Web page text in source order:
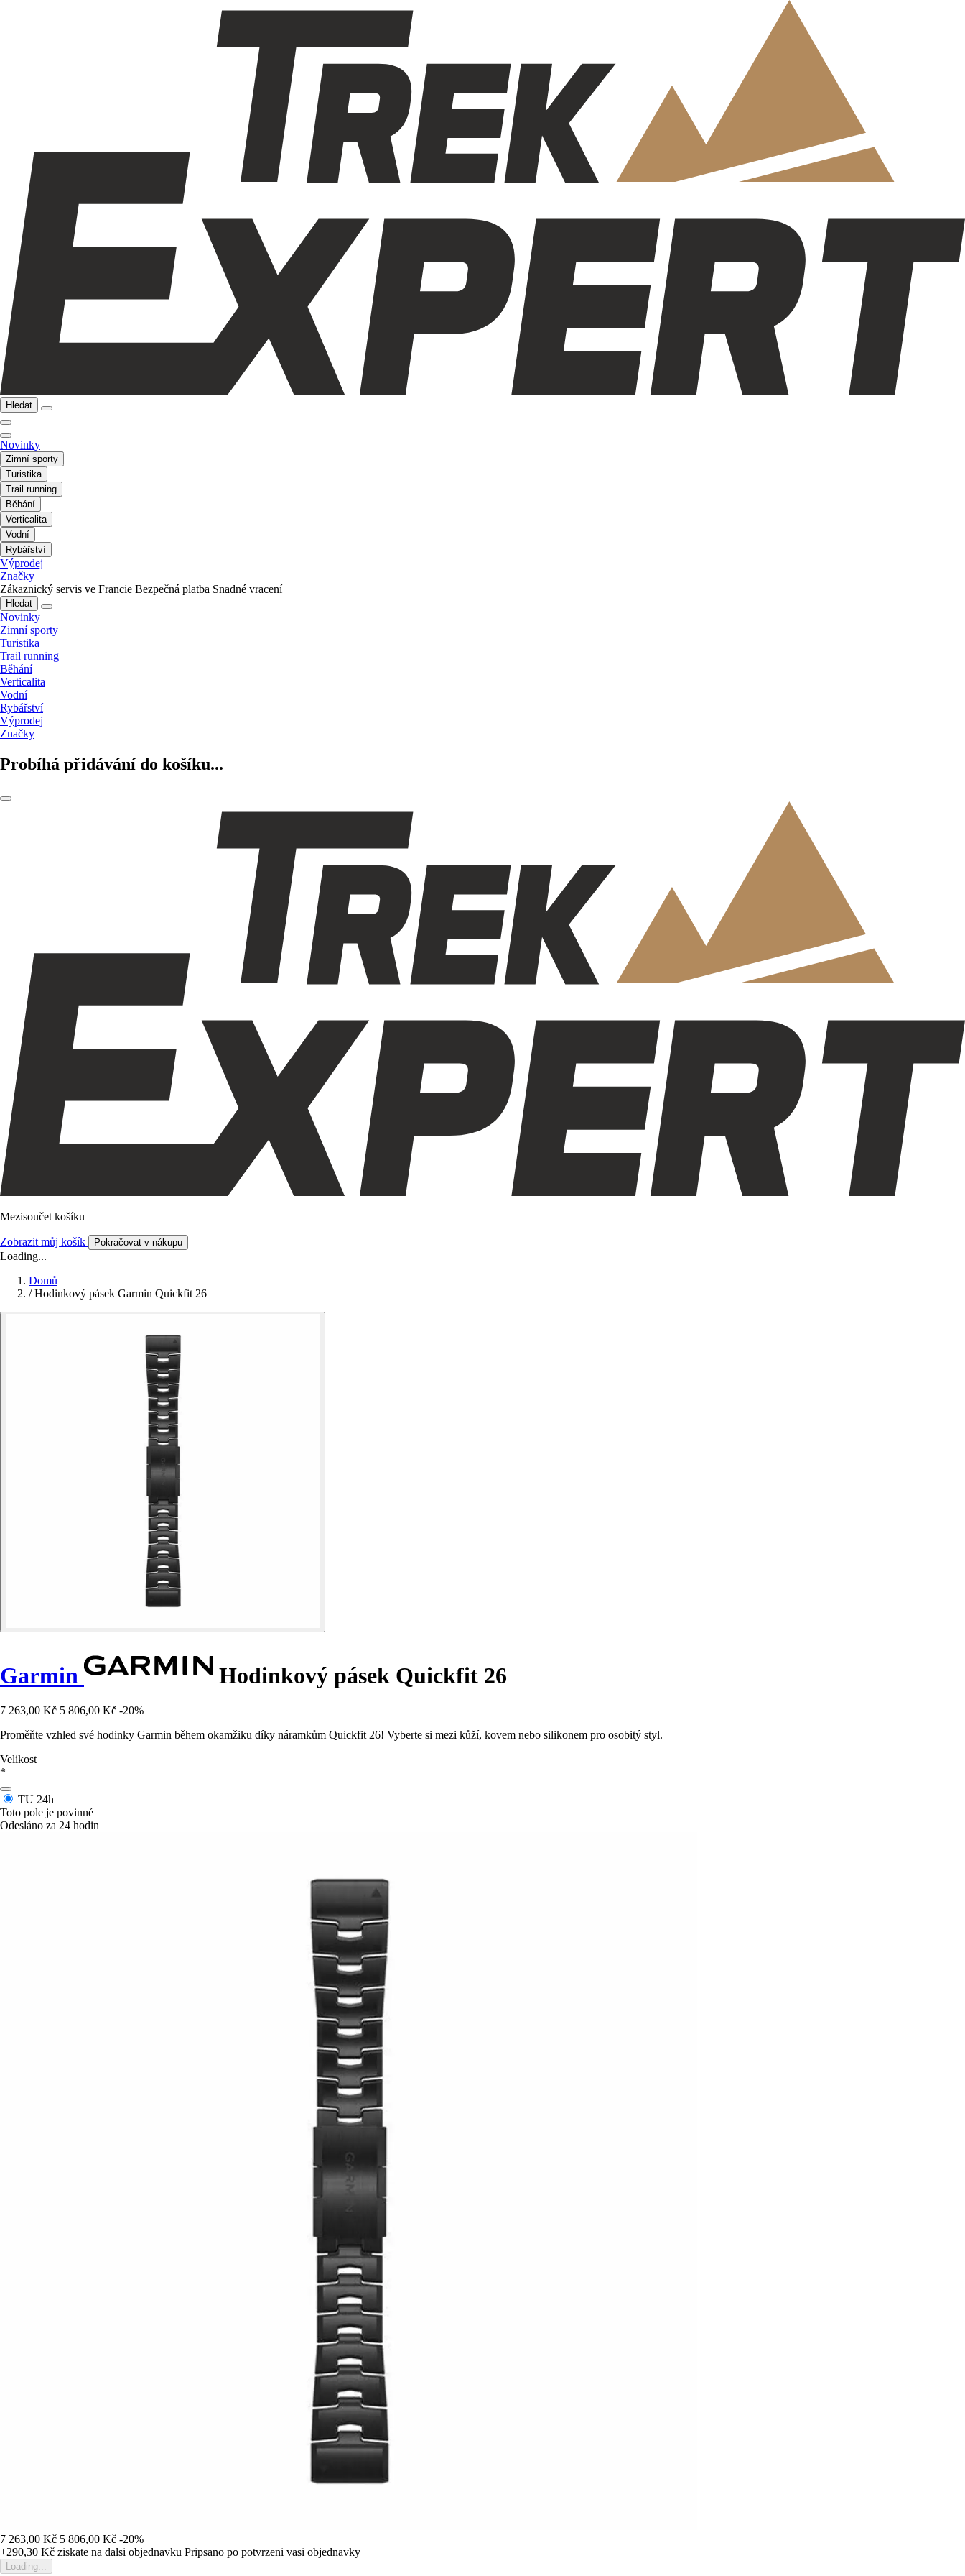
Hledat
Novinky
Zimní sporty
Turistika
Trail running
Běhání
Verticalita
Vodní
Rybářství
Výprodej
Značky
Zákaznický servis ve Francie Bezpečná platba Snadné vracení
Hledat
Novinky
Zimní sporty
Turistika
Trail running
Běhání
Verticalita
Vodní
Rybářství
Výprodej
Značky
Probíhá přidávání do košíku...
Mezisoučet košíku
Zobrazit můj košík Pokračovat v nákupu
Loading...
Domů
/ Hodinkový pásek Garmin Quickfit 26
Garmin Hodinkový pásek Quickfit 26
7 263,00 Kč 5 806,00 Kč -20%
Proměňte vzhled své hodinky Garmin během okamžiku díky náramkům Quickfit 26! Vyberte si mezi kůží, kovem nebo silikonem pro osobitý styl.
Velikost
*
TU 24h
Toto pole je povinné
Odesláno za 24 hodin
7 263,00 Kč 5 806,00 Kč -20%
+290,30 Kč ziskate na dalsi objednavku Pripsano po potvrzeni vasi objednavky
Loading...